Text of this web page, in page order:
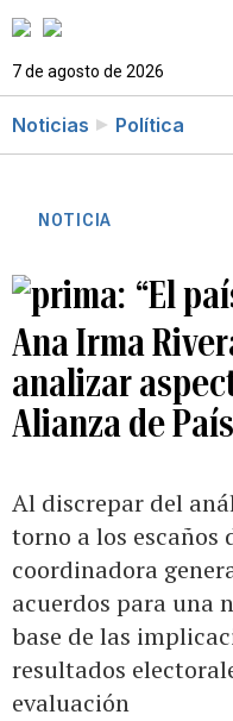
7 de agosto de 2026
Noticias Política
NOTICIA
“El
Ana Irma
analizar
Alianza de País
Al discrepar del
torno a los escaños
coordinadora
acuerdos para una
base de las
resultados
evaluación